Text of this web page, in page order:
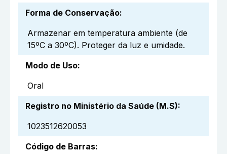
Forma de Conservação:
Armazenar em temperatura ambiente (de
15ºC a 30ºC). Proteger da luz e umidade.
Modo de Uso:
Oral
Registro no Ministério da Saúde (M.S):
1023512620053
Código de Barras: